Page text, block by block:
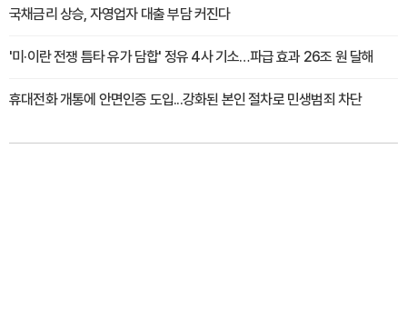
국채금리 상승, 자영업자 대출 부담 커진다
'미·이란 전쟁 틈타 유가 담합' 정유 4사 기소…파급 효과 26조 원 달해
휴대전화 개통에 안면인증 도입...강화된 본인 절차로 민생범죄 차단